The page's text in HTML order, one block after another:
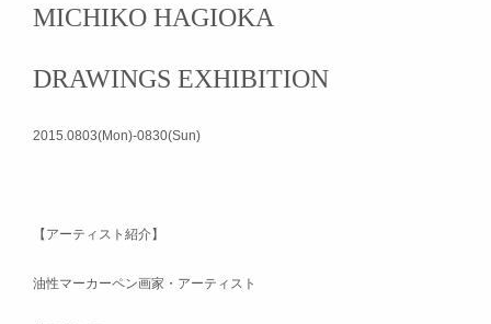
MICHIKO HAGIOKA
DRAWINGS EXHIBITION
2015.0803(Mon)-0830(Sun)
【アーティスト紹介】
油性マーカーペン画家・アーティスト